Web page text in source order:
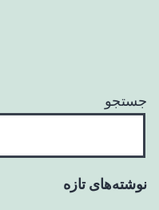
جستجو
نوشته‌های تازه